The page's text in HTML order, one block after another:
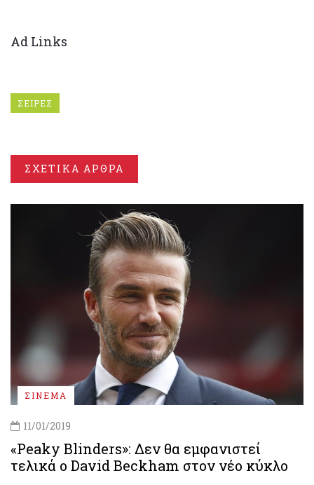
Ad Links
ΣΕΙΡΕΣ
ΣΧΕΤΙΚΑ ΑΡΘΡΑ
ΣΙΝΕΜΑ
11/01/2019
«Peaky Blinders»: Δεν θα εμφανιστεί
τελικά ο David Beckham στον νέο κύκλο